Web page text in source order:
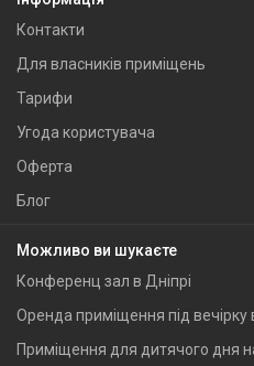
Контакти
Для власників приміщень
Тарифи
Угода користувача
Оферта
Блог
Можливо ви шукаєте
Конференц зал в Дніпрі
Оренда приміщення під вечірку
Приміщення для дитячого дня